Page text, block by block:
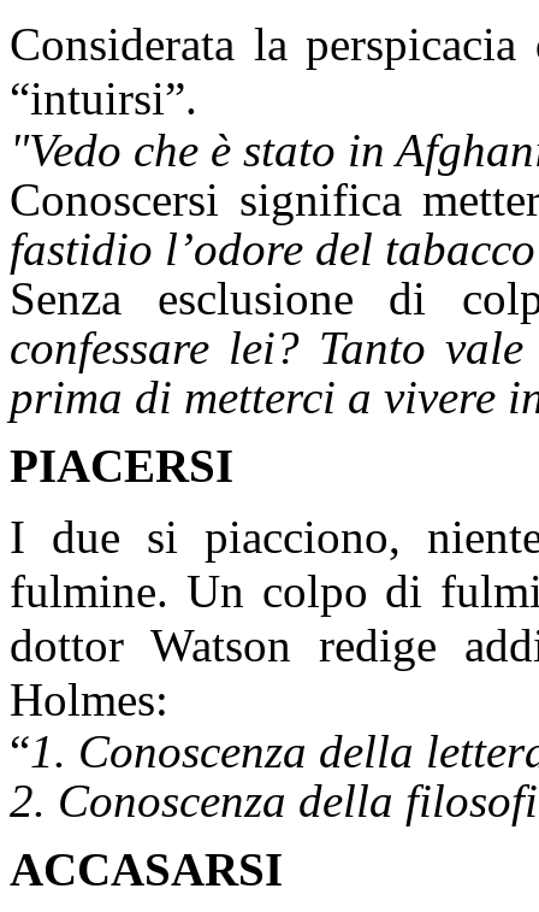
Considerata la
“intuirsi”.
"Vedo che è stato in
Conoscersi significa
fastidio l’odore del
Senza esclusione di
confessare lei? Tanto
prima di metterci a vivere
PIACERSI
I due si piacciono,
fulmine. Un colpo di
dottor Watson redige
Holmes:
“1. Conoscenza della
2. Conoscenza della
ACCASARSI